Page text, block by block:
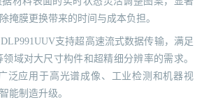
掩膜更换带来的时间与成本负担。
支持超高速流式数据传输，满足
域对大尺寸构件和超精细分辨率的需求。
泛应用于高光谱成像、工业检测和机器视
能制造升级。